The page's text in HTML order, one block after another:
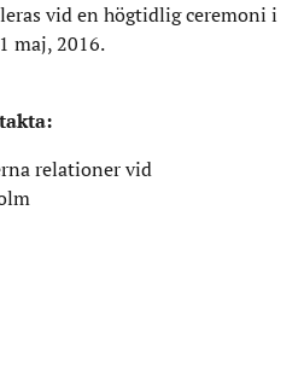
vid en högtidlig ceremoni i
maj, 2016.
relationer vid